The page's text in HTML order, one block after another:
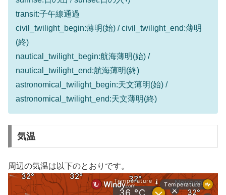
transit:子午線通過
civil_twilight_begin:薄明(始) / civil_twilight_end:薄明
(終)
nautical_twilight_begin:航海薄明(始) /
nautical_twilight_end:航海薄明(終)
astronomical_twilight_begin:天文薄明(始) /
astronomical_twilight_end:天文薄明(終)
気温
周辺の気温は以下のとおりです。